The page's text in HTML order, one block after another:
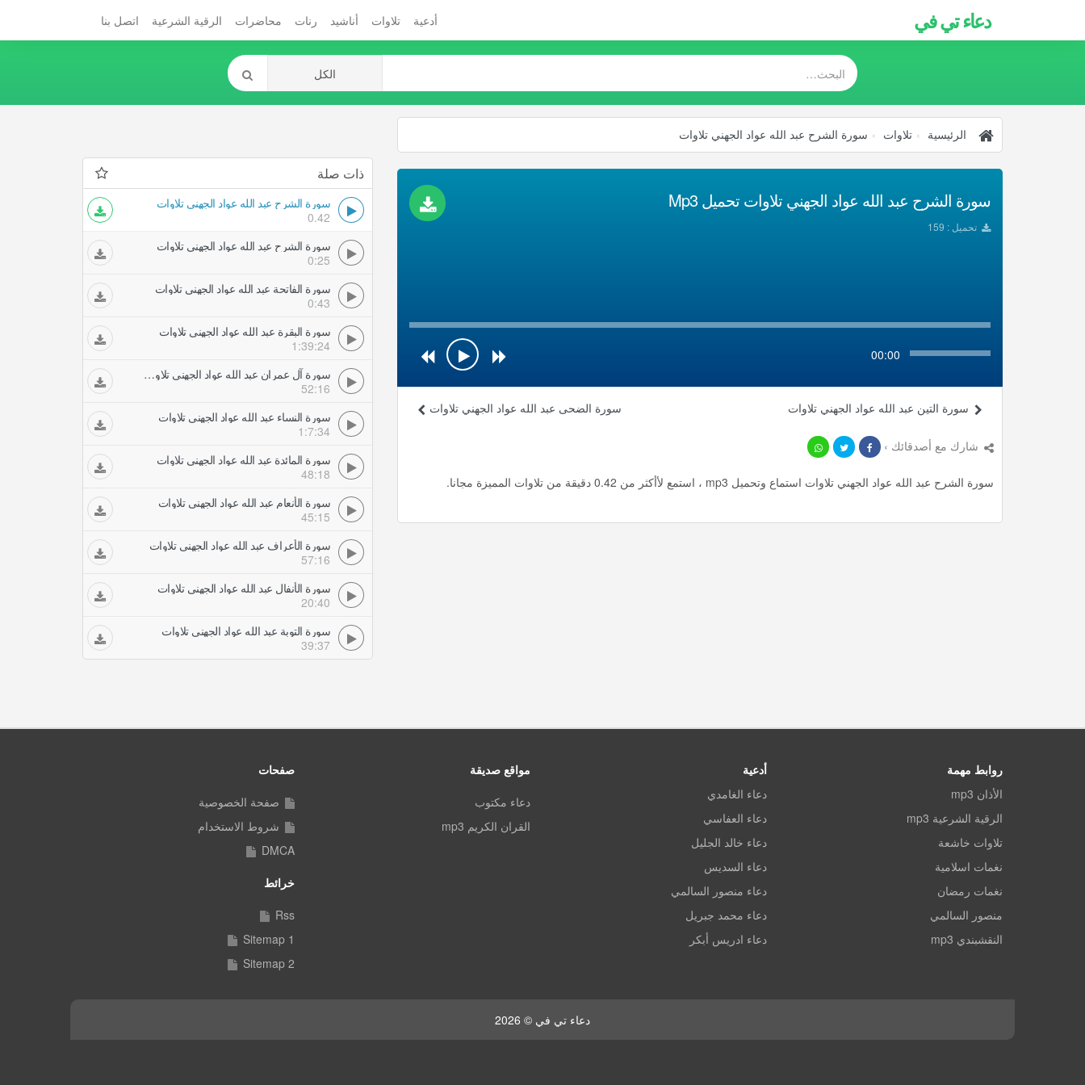
دعاء تي في أدعية تلاوات أناشيد رنات محاضرات الرقية الشرعية اتصل بنا
الرئيسية تلاوات سورة الشرح عبد الله عواد الجهني تلاوات
سورة الشرح عبد الله عواد الجهني تلاوات تحميل Mp3
تحميل : 159
00:00
سورة الضحى عبد الله عواد الجهني تلاوات سورة التين عبد الله عواد الجهني تلاوات
شارك مع أصدقائك ›
سورة الشرح عبد الله عواد الجهني تلاوات استماع وتحميل mp3 ، استمع لأأكثر من 0.42 دقيقة من تلاوات المميزة مجانا.
ذات صلة
سورة الشرح عبد الله عواد الجهني تلاوات
0.42
سورة الشرح عبد الله عواد الجهني تلاوات
0:25
سورة الفاتحة عبد الله عواد الجهني تلاوات
0:43
سورة البقرة عبد الله عواد الجهني تلاوات
1:39:24
سورة آل عمران عبد الله عواد الجهني تلاوات
52:16
سورة النساء عبد الله عواد الجهني تلاوات
1:7:34
سورة المائدة عبد الله عواد الجهني تلاوات
48:18
سورة الأنعام عبد الله عواد الجهني تلاوات
45:15
سورة الأعراف عبد الله عواد الجهني تلاوات
57:16
سورة الأنفال عبد الله عواد الجهني تلاوات
20:40
سورة التوبة عبد الله عواد الجهني تلاوات
39:37
روابط مهمة
الأذان mp3
الرقية الشرعية mp3
تلاوات خاشعة
نغمات اسلامية
نغمات رمضان
منصور السالمي
النقشبندي mp3
أدعية
دعاء الغامدي
دعاء العفاسي
دعاء خالد الجليل
دعاء السديس
دعاء منصور السالمي
دعاء محمد جبريل
دعاء ادريس أبكر
مواقع صديقة
دعاء مكتوب
القران الكريم mp3
صفحات
صفحة الخصوصية
شروط الاستخدام
DMCA
خرائط
Rss
Sitemap 1
Sitemap 2
دعاء تي في © 2026